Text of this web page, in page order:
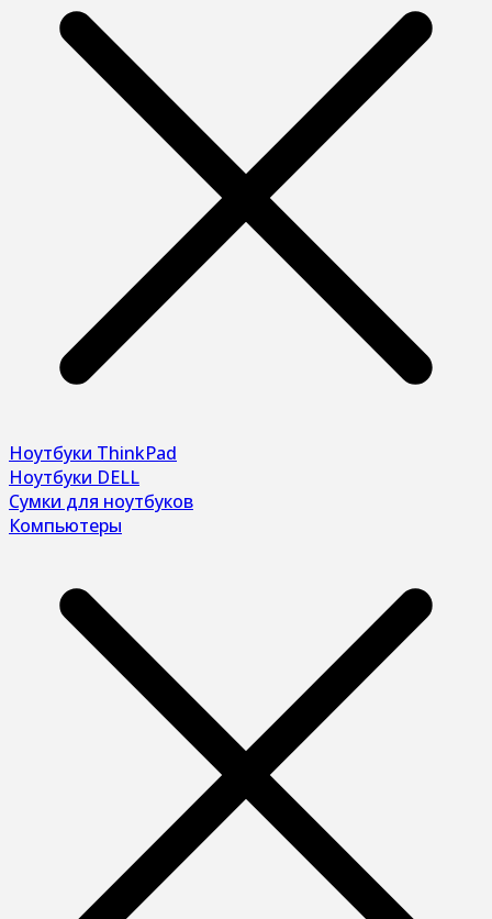
Ноутбуки ThinkPad
Ноутбуки DELL
Сумки для ноутбуков
Компьютеры